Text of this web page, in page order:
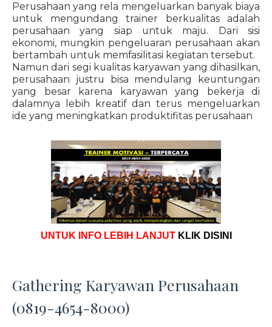
Perusahaan yang rela mengeluarkan banyak biaya
untuk mengundang trainer berkualitas adalah
perusahaan yang siap untuk maju. Dari sisi
ekonomi, mungkin pengeluaran perusahaan akan
bertambah untuk memfasilitasi kegiatan tersebut.
Namun dari segi kualitas karyawan yang dihasilkan,
perusahaan justru bisa mendulang keuntungan
yang besar karena karyawan yang bekerja di
dalamnya lebih kreatif dan terus mengeluarkan
ide yang meningkatkan produktifitas perusahaan
UNTUK INFO LEBIH LANJUT KLIK DISINI
Gathering Karyawan Perusahaan
(0819-4654-8000)